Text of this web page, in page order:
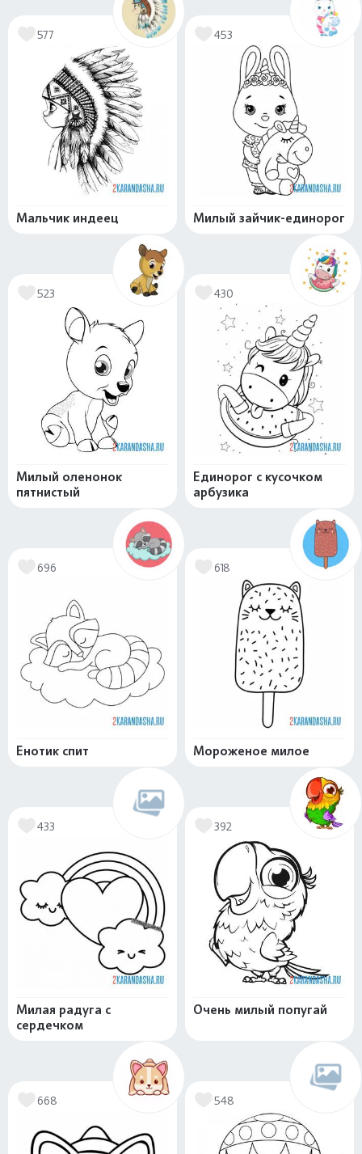
577
Мальчик индеец
453
Милый зайчик-единорог
523
Милый оленонок
пятнистый
430
Единорог с кусочком
арбузика
696
Енотик спит
618
Мороженое милое
433
Милая радуга с
сердечком
392
Очень милый попугай
668 548